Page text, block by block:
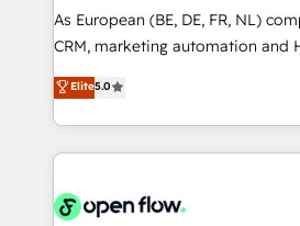
strategy, executed well, and
results. The culture is driven by
Mindedness, and Clarity. We are driven to win for the
collective good of the company
things are happening.
As European (BE, DE, FR, NL)
CRM, marketing automation and
integration products and
and enterprise customers. We ensure that your sales,
service and marketing
most effective way, while at the
integrated buyers journey. Elixir is
Elite5.0